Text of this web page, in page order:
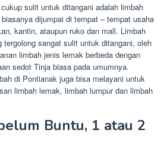
sulit untuk ditangani adalah limbah
dijumpai di tempat – tempat usaha
kantin, ataupun ruko dan mall. Limbah
tergolong sangat sulit untuk ditangani, oleh
limbah jenis lemak berbeda dengan
sedot Tinja biasa pada umumnya.
di Pontianak juga bisa melayani untuk
limbah lemak, limbah lumpur dan limbah
Buntu, 1 atau 2